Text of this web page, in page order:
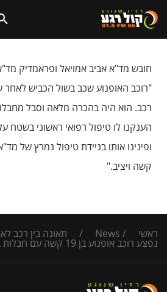
חובש מד"א אביב אמויאל ופראמדיק
"רוכב האופנוע שכב בשול הכביש
רכב. הוא היה בהכרה מלאה וסבל
הענקנו לו טיפול רפואי ראשוני בשטח
ופינינו אותו בניידת טיפול נמרץ של
קשה ויציב."
ראשי /
News
/ תאונה בין רכב
נפצע רוכב אופנוע בן 19 קשה עם חבלות בחזה ובבטן